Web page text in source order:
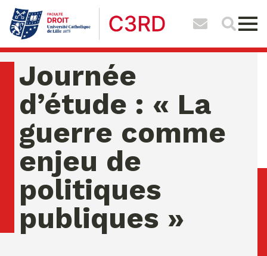
Journée
d’étude : « La
guerre comme
enjeu de
politiques
publiques »